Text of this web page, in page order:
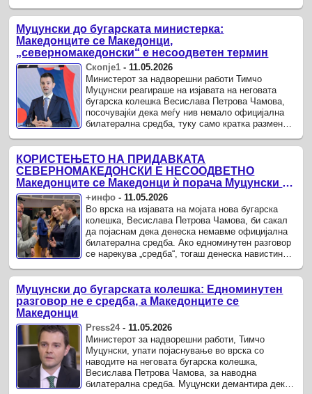
Муцунски до бугарската министерка:
Македонците се Македонци,
„северномакедонски“ е несоодветен термин
Скопје1 - 11.05.2026
Министерот за надворешни работи Тимчо
Муцунски реагираше на изјавата на неговата
бугарска колешка Весислава Петрова Чамова,
посочувајќи дека меѓу нив немало официјална
билатерална средба, туку само кратка размена
КОРИСТЕЊЕТО НА ПРИДАВКАТА
СЕВЕРНОМАКЕДОНСКИ Е НЕСООДВЕТНО
Македонците се Македонци ѝ порача Муцунски на
бугарската колешка
+инфо -11.05.2026
Во врска на изјавата на мојата нова бугарска
колешка, Весислава Петрова Чамова, би сакал
да појаснам дека денеска немавме официјална
билатерална средба. Ако едноминутен разговор
се нарекува „средба“, тогаш денеска навистина
Муцунски до бугарската колешка: Едноминутен
разговор не е средба, а Македонците се
Македонци
Press24-11.05.2026
Министерот за надворешни работи, Тимчо
Муцунски, упати појаснување во врска со
наводите на неговата бугарска колешка,
Весислава Петрова Чамова, за наводна
билатерална средба. Муцунски демантира дека